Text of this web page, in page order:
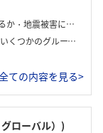
どのようなご案内をするか
。参加人数がとにかく多かったです。
ての内容を見る>
ローバル）)